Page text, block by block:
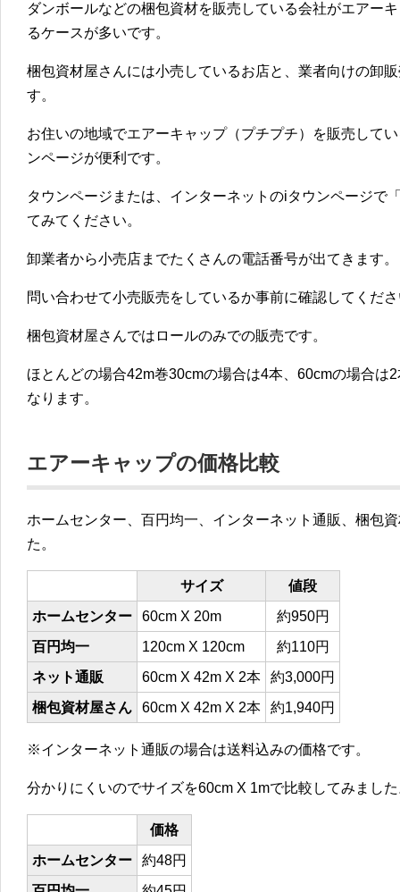
ダンボールなどの梱包資材を販売している会社がエアー
るケースが多いです。
梱包資材屋さんには小売しているお店と、業者向けの卸
す。
お住いの地域でエアーキャップ（プチプチ）を販売して
ンページが便利です。
タウンページまたは、インターネットのiタウンページで
てみてください。
卸業者から小売店までたくさんの電話番号が出てきます。
問い合わせて小売販売をしているか事前に確認してくだ
梱包資材屋さんではロールのみでの販売です。
ほとんどの場合42m巻30cmの場合は4本、60cmの場合は
なります。
エアーキャップの価格比較
ホームセンター、百円均一、インターネット通販、梱包
た。
サイズ
値段
ホームセンター
60cm X 20m
約950円
百円均一
120cm X 120cm
約110円
ネット通販
60cm X 42m X 2本
約3,000円
梱包資材屋さん
60cm X 42m X 2本 約1,940円
※インターネット通販の場合は送料込みの価格です。
分かりにくいのでサイズを60cm X 1mで比較してみまし
価格
ホームセンター
約48円